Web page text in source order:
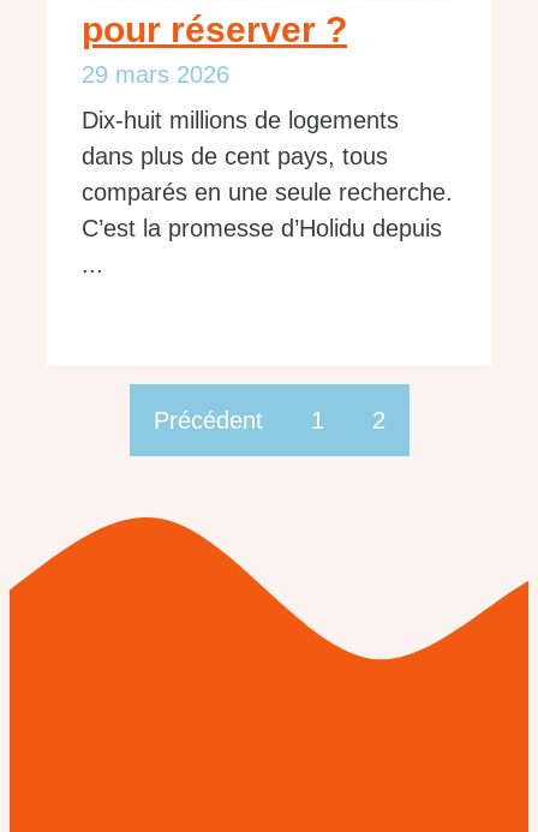
pour réserver ?
29 mars 2026
Dix-huit millions de logements
dans plus de cent pays, tous
comparés en une seule recherche.
C’est la promesse d’Holidu depuis
...
Précédent 1 2